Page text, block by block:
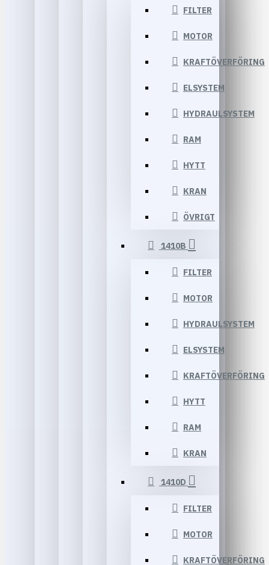
FILTER
MOTOR
KRAFTÖVERFÖRING
ELSYSTEM
HYDRAULSYSTEM
RAM
HYTT
KRAN
ÖVRIGT
1410B
FILTER
MOTOR
HYDRAULSYSTEM
ELSYSTEM
KRAFTÖVERFÖRING
HYTT
RAM
KRAN
1410D
FILTER
MOTOR
KRAFTÖVERFÖRING